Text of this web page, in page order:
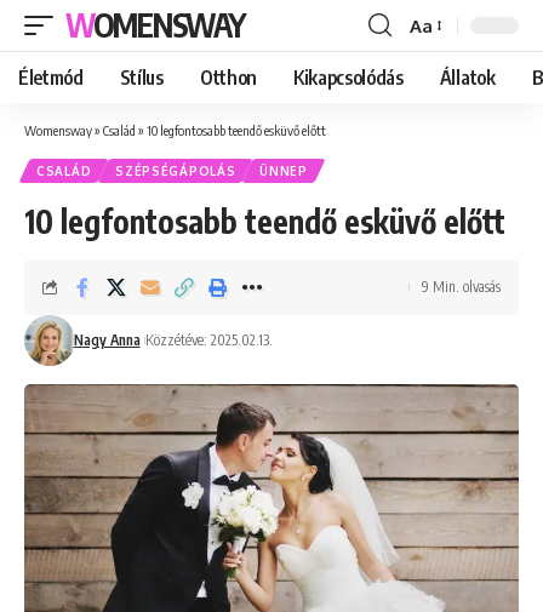
WOMENSWAY
Font
Resizer
Aa
Életmód Stílus Otthon Kikapcsolódás Állatok
Womensway» Család » 10 legfontosabb teendő esküvő előtt
CSALÁD SZÉPSÉGÁPOLÁS ÜNNEP
10 legfontosabb teendő esküvő előtt
Nagy Anna Közzétéve: 2025.02.13.
9 Min. olvasás